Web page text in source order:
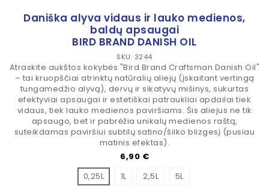
Daniška alyva vidaus ir lauko medienos,
baldų apsaugai
BIRD BRAND DANISH OIL
SKU: 3244
Atraskite aukštos kokybės "Bird Brand Craftsman Danish Oil"
– tai kruopščiai atrinktų natūralių aliejų (įskaitant vertingą
tungamedžio alyvą), dervų ir sikatyvų mišinys, sukurtas
efektyviai apsaugai ir estetiškai patraukliai apdailai tiek
vidaus, tiek lauko medienos paviršiams. Šis aliejus ne tik
apsaugo, bet ir pabrėžia unikalų medienos raštą,
suteikdamas paviršiui subtilų satino/šilko blizgesį (pusiau
matinis efektas).
Kaina
6,90 €
0,25L
1L 2,5L 5L